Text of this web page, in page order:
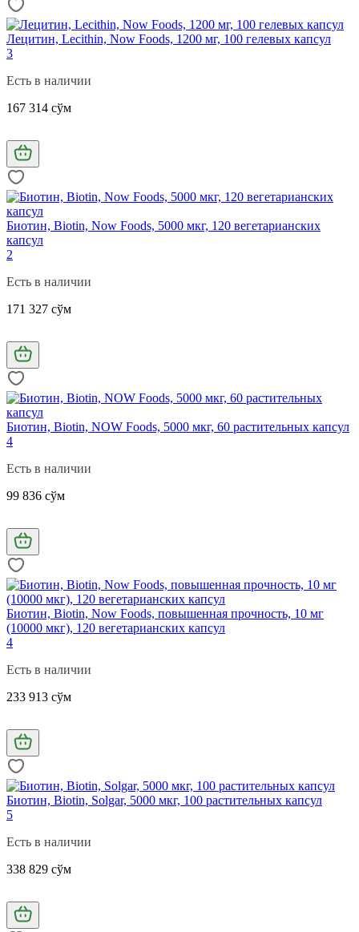
Лецитин, Lecithin, Now Foods, 1200 мг, 100 гелевых капсул
3
Есть в наличии
167 314 сўм
Биотин, Biotin, Now Foods, 5000 мкг, 120 вегетарианских
капсул
2
Есть в наличии
171 327 сўм
Биотин, Biotin, NOW Foods, 5000 мкг, 60 растительных капсул
4
Есть в наличии
99 836 сўм
Биотин, Biotin, Now Foods, повышенная прочность, 10 мг
(10000 мкг), 120 вегетарианских капсул
4
Есть в наличии
233 913 сўм
Биотин, Biotin, Solgar, 5000 мкг, 100 растительных капсул
5
Есть в наличии
338 829 сўм